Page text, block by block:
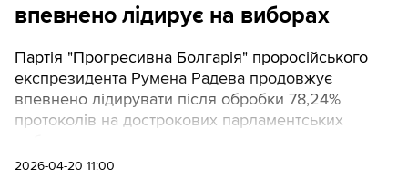
впевнено лідирує на виборах
Партія "Прогресивна Болгарія" проросійського
експрезидента Румена Радева продовжує
впевнено лідирувати після обробки 78,24%
протоколів на дострокових парламентських
2026-04-20 11:00